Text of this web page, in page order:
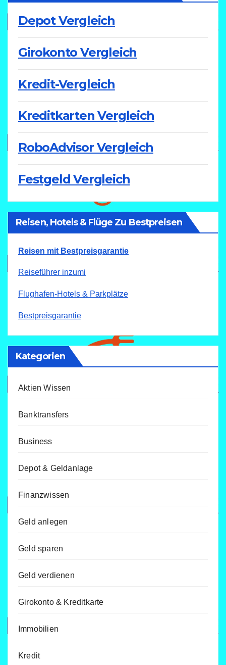
Depot Vergleich
Girokonto Vergleich
Kredit-Vergleich
Kreditkarten Vergleich
RoboAdvisor Vergleich
Festgeld Vergleich
Reisen, Hotels & Flüge Zu Bestpreisen
Reisen mit Bestpreisgarantie
Reiseführer inzumi
Flughafen-Hotels & Parkplätze
Bestpreisgarantie
Kategorien
Aktien Wissen
Banktransfers
Business
Depot & Geldanlage
Finanzwissen
Geld anlegen
Geld sparen
Geld verdienen
Girokonto & Kreditkarte
Immobilien
Kredit